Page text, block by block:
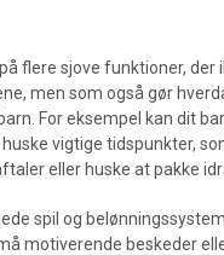
flere sjove funktioner, der
men som også gør
For eksempel kan dit
vigtige tidspunkter,
eller huske at pakke
spil og
motiverende beskeder